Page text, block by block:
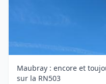
Maubray : encore et
sur la RN503